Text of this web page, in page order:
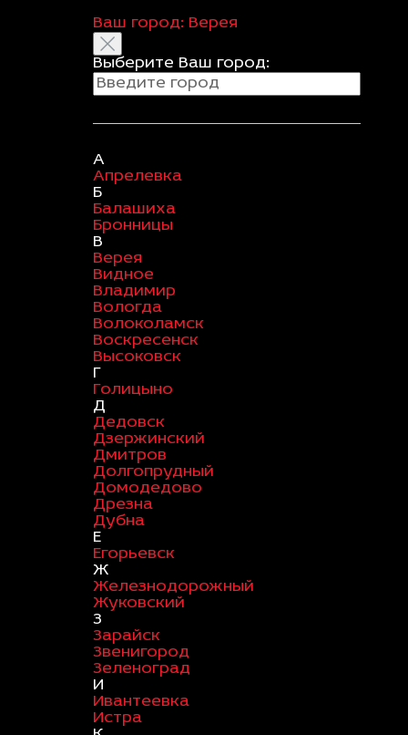
Ваш город: Верея
Выберите Ваш город:
А
Апрелевка
Б
Балашиха
Бронницы
В
Верея
Видное
Владимир
Вологда
Волоколамск
Воскресенск
Высоковск
Г
Голицыно
Д
Дедовск
Дзержинский
Дмитров
Долгопрудный
Домодедово
Дрезна
Дубна
Е
Егорьевск
Ж
Железнодорожный
Жуковский
З
Зарайск
Звенигород
Зеленоград
И
Ивантеевка
Истра